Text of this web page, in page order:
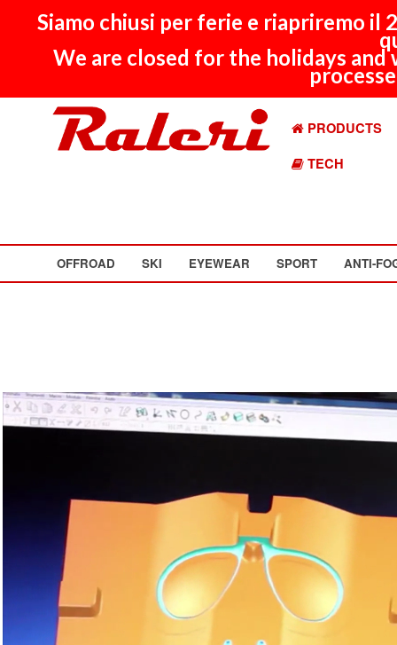
Siamo chiusi per ferie e riapriremo il
We are closed for the holidays
PRODUCTS
TECH
OFFROAD SKI EYEWEAR SPORT ANTI-